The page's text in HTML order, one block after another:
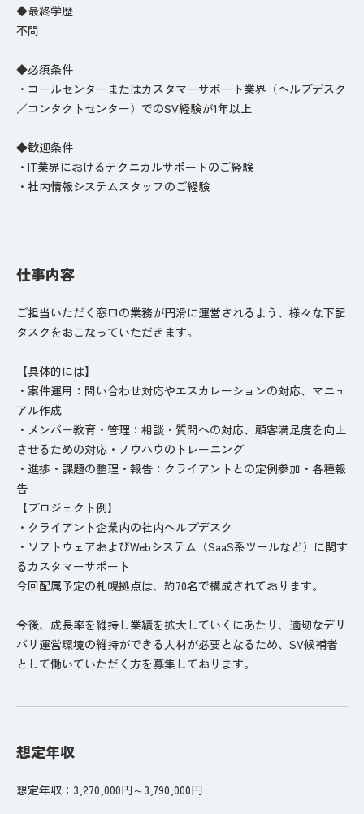
◆最終学歴
不問
◆必須条件
・コールセンターまたはカスタマーサポート業界（ヘルプデスク
／コンタクトセンター）でのSV経験が1年以上
◆歓迎条件
・IT業界におけるテクニカルサポートのご経験
・社内情報システムスタッフのご経験
仕事内容
ご担当いただく窓口の業務が円滑に運営されるよう、様々な下記
タスクをおこなっていただきます。
【具体的には】
・案件運用：問い合わせ対応やエスカレーションの対応、マニュ
アル作成
・メンバー教育・管理：相談・質問への対応、顧客満足度を向上
させるための対応・ノウハウのトレーニング
・進捗・課題の整理・報告：クライアントとの定例参加・各種報
告
【プロジェクト例】
・クライアント企業内の社内ヘルプデスク
・ソフトウェアおよびWebシステム（SaaS系ツールなど）に関す
るカスタマーサポート
今回配属予定の札幌拠点は、約70名で構成されております。
今後、成長率を維持し業績を拡大していくにあたり、適切なデリ
バリ運営環境の維持ができる人材が必要となるため、SV候補者
として働いていただく方を募集しております。
想定年収
想定年収：3,270,000円～3,790,000円